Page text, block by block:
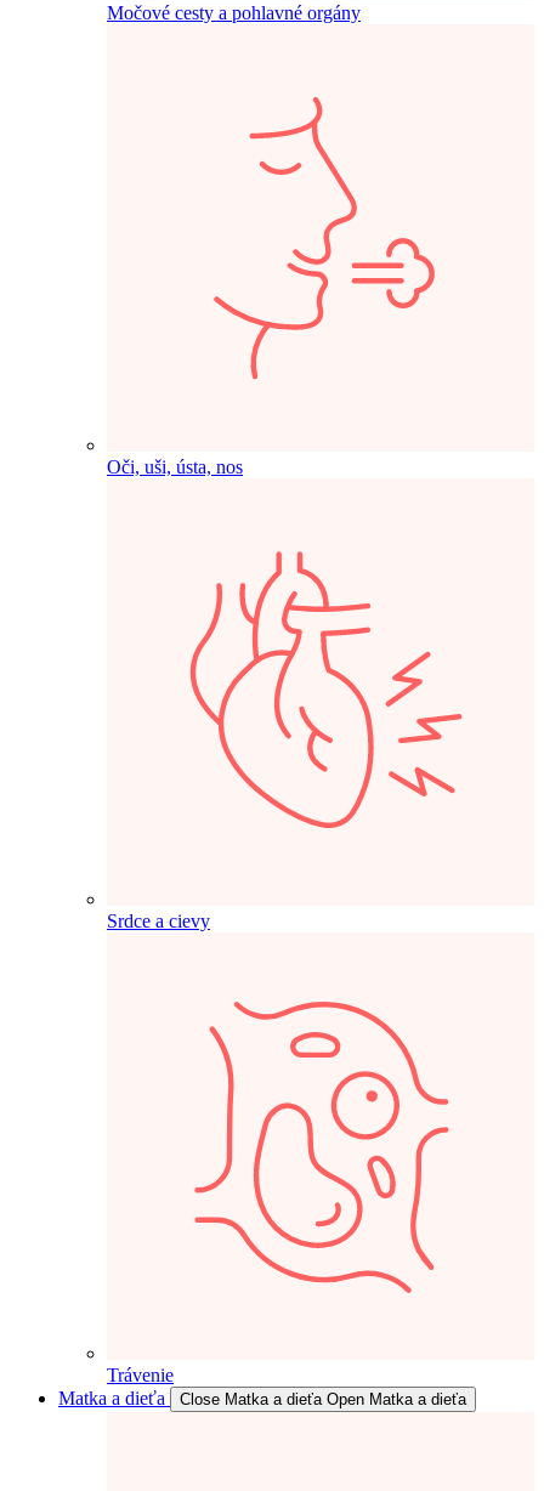
Močové cesty a pohlavné orgány
Oči, uši, ústa, nos
Srdce a cievy
Trávenie
Matka a dieťa
Close Matka a dieťa Open Matka a dieťa